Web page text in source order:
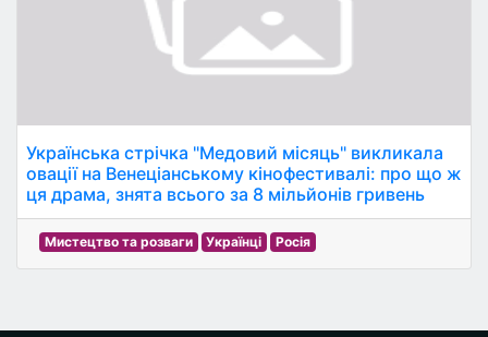
Українська стрічка "Медовий місяць" викликала
овації на Венеціанському кінофестивалі: про що ж
ця драма, знята всього за 8 мільйонів гривень
Мистецтво та розваги Українці Росія